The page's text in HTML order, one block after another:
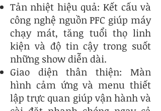
Tản nhiệt hiệu quả: Kết cấu và
công nghệ nguồn PFC giúp máy
chạy mát, tăng tuổi thọ linh
kiện và độ tin cậy trong suốt
những show diễn dài.
Giao diện thân thiện: Màn
hình cảm ứng và menu thiết
lập trực quan giúp vận hành và